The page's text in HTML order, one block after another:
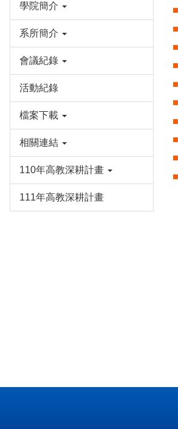
學院簡介
系所簡介
會議紀錄
活動紀錄
檔案下載
相關連結
110年高教深耕計畫
111年高教深耕計畫